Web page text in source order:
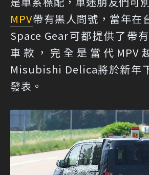
MPV帶有黑人問號，當年在
Space Gear可都提供了帶
車款，完全是當代MPV
Misubishi Delica將於新年
發表。